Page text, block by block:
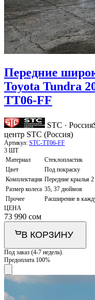
Передние
Toyota Tundra
TT06-FF
STC · Россия
центр STC (Россия)
Артикул: STC-TT06-FF
3 ШТ
Материал
Стеклопластик
Цвет
Под покраску
Комплектация Передние крылья
Размер колеса 35, 37 дюймов
Прочее
Расширение в
ЦЕНА
73 990 сом
В КОРЗИНУ
Под заказ (4-7 недель).
Предоплата 100%